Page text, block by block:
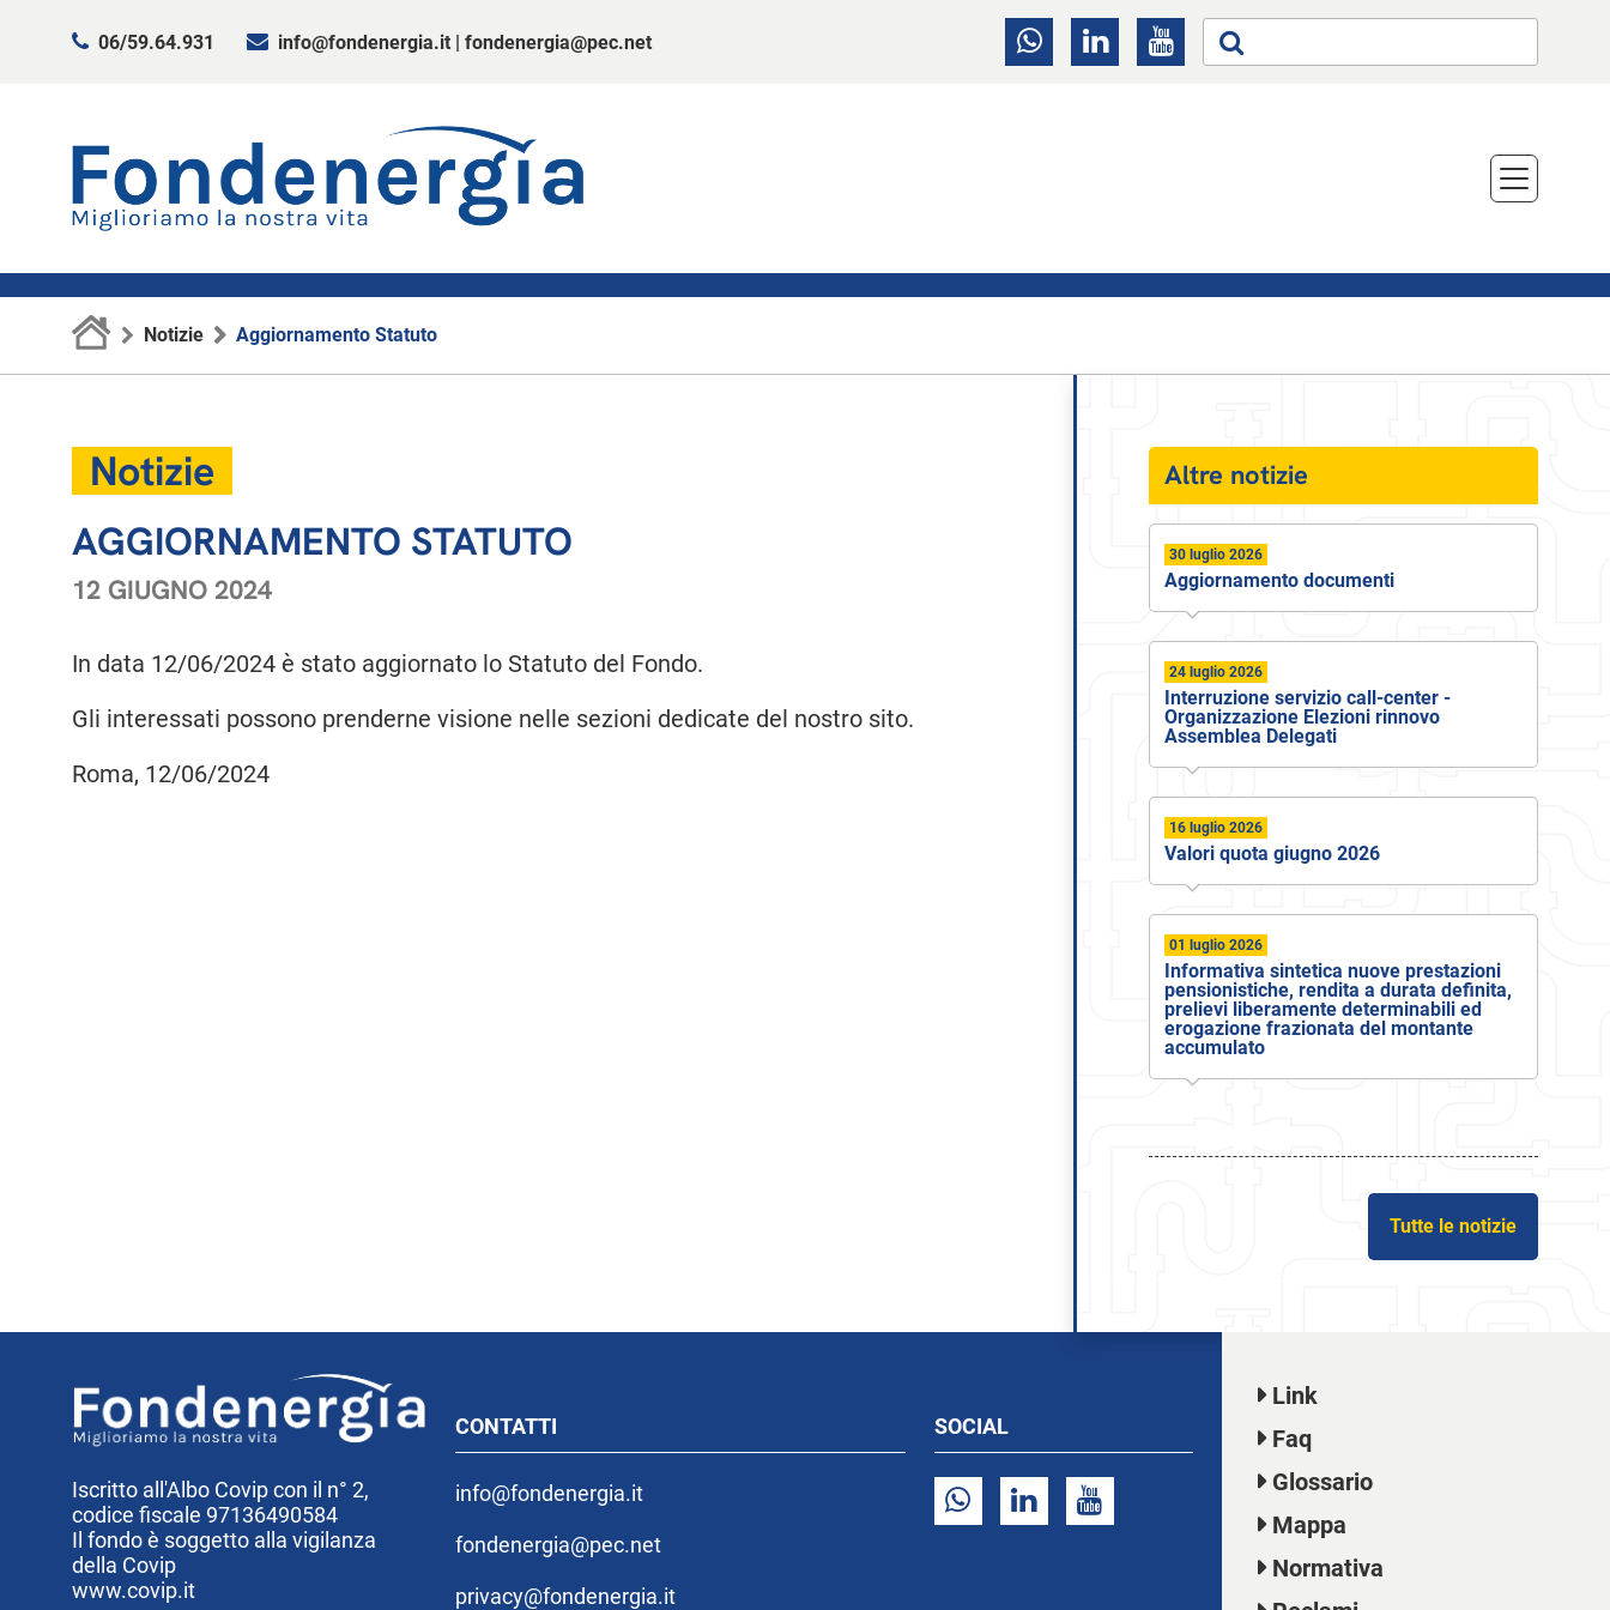
06/59.64.931 info@fondenergia.it | fondenergia@pec.net
Notizie Aggiornamento Statuto
Notizie
AGGIORNAMENTO STATUTO
12 GIUGNO 2024
In data 12/06/2024 è stato aggiornato lo Statuto del Fondo.
Gli interessati possono prenderne visione nelle sezioni dedicate del nostro sito.
Roma, 12/06/2024
Altre notizie
30 luglio 2026
Aggiornamento documenti
24 luglio 2026
Interruzione servizio call-center -
Organizzazione Elezioni rinnovo
Assemblea Delegati
16 luglio 2026
Valori quota giugno 2026
01 luglio 2026
Informativa sintetica nuove prestazioni
pensionistiche, rendita a durata definita,
prelievi liberamente determinabili ed
erogazione frazionata del montante
accumulato
Tutte le notizie
Iscritto all'Albo Covip con il n° 2,
codice fiscale 97136490584
Il fondo è soggetto alla vigilanza
della Covip
www.covip.it
CONTATTI
info@fondenergia.it
fondenergia@pec.net
privacy@fondenergia.it
SOCIAL
Link
Faq
Glossario
Mappa
Normativa